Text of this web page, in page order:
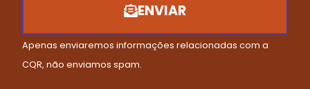
ENVIAR
Apenas enviaremos informações relacionadas com a
CQR, não enviamos spam.